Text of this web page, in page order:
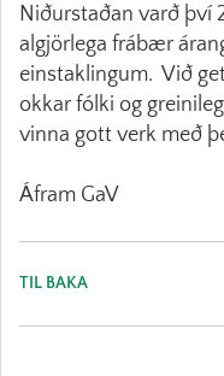
Niðurstaðan varð því
algjörlega frábær
einstaklingum. Við
okkar fólki og
vinna gott verk með
Áfram GaV
TIL BAKA